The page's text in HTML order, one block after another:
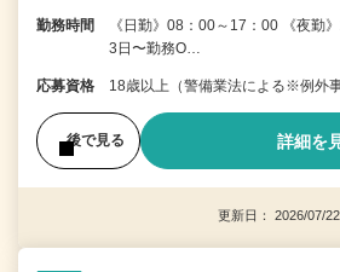
勤務時間
《日勤》08：00～17：00 《夜
3日〜勤務O…
応募資格 18歳以上（警備業法による※例外
後で見る 詳細を
更新日： 2026/07/